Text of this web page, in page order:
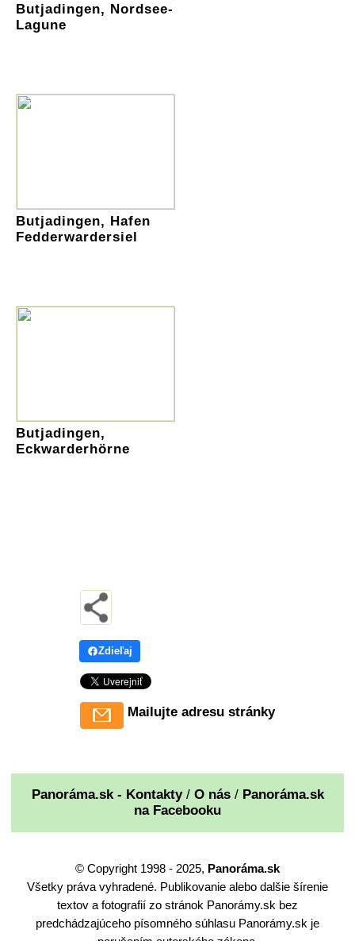
Butjadingen, Nordsee-
Lagune
Butjadingen, Hafen
Fedderwardersiel
Butjadingen,
Eckwarderhörne
Zdieľaj
Mailujte adresu stránky
Panoráma.sk - Kontakty/ O nás/ Panoráma.sk
na Facebooku
© Copyright 1998 - 2025, Panoráma.sk
Všetky práva vyhradené. Publikovanie alebo dalšie šírenie
textov a fotografií zo stránok Panorámy.sk bez
predchádzajúceho písomného súhlasu Panorámy.sk je